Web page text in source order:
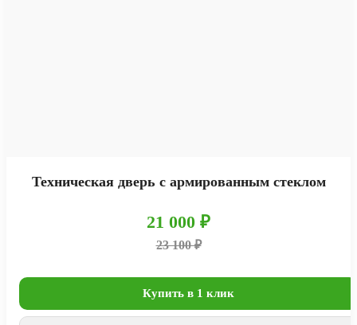
Техническая дверь с армированным стеклом
21 000 ₽
23 100 ₽
Купить в 1 клик